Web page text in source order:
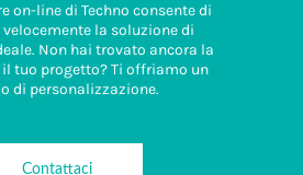
on-line di Techno consente di
la soluzione di
Non hai trovato ancora la
tuo progetto? Ti offriamo un
di personalizzazione.
Contattaci